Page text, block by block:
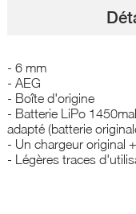
- 6 mm
- AEG
- Boîte d'origine
- Batterie LiPo
adapté (batterie
- Un chargeur original
- Légères traces